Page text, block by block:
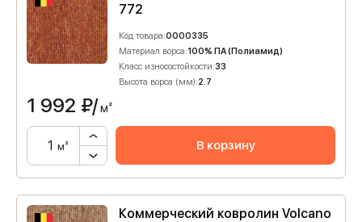
772
Код товара:0000335
Материал ворса:100% ПА (Полиамид)
Класс износостойкости:33
Высота ворса (мм):2.7
1 992 ₽/м²
м² В корзину
Коммерческий ковролин Volcano